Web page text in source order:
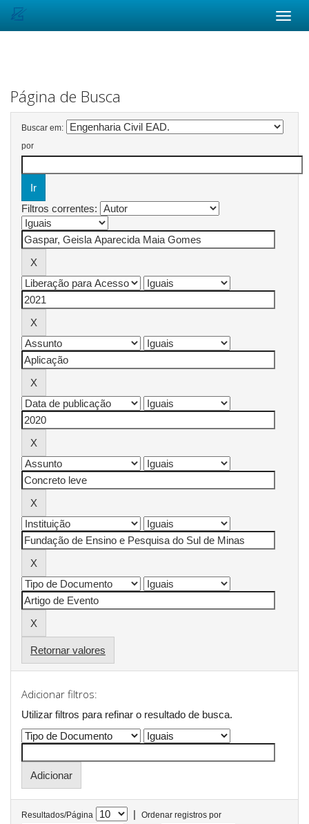
Página de Busca
Buscar em:
por
Filtros correntes:
Retornar valores
Adicionar filtros:
Utilizar filtros para refinar o resultado de busca.
Resultados/Página |
Ordenar registros por